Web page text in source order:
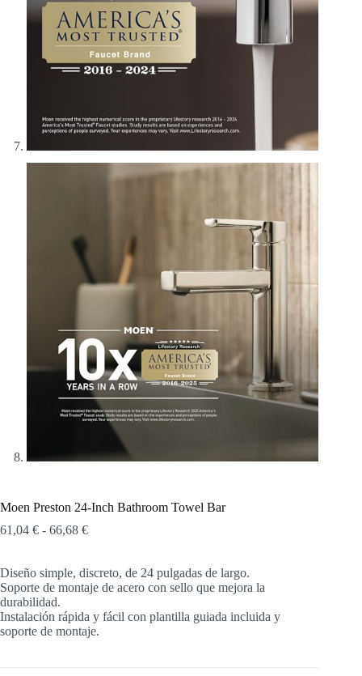
Moen Preston 24-Inch Bathroom Towel Bar
61,04 € - 66,68 €Rango
desde
61,04 €
66,68 €
Diseño simple, discreto, de 24 pulgadas de largo.
Soporte de montaje de acero con sello que mejora la
durabilidad.
Instalación rápida y fácil con plantilla guiada incluida y
soporte de montaje.